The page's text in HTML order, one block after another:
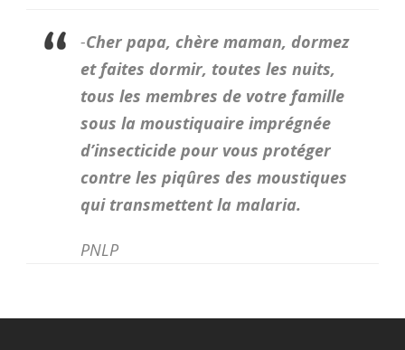
-Cher papa, chère maman, dormez
et faites dormir, toutes les nuits,
tous les membres de votre famille
sous la moustiquaire imprégnée
d’insecticide pour vous protéger
contre les piqûres des moustiques
qui transmettent la malaria.
PNLP